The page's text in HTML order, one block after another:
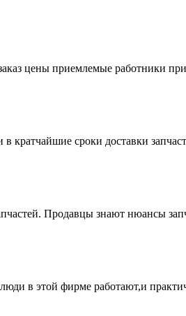
цены приемлемые работники
кратчайшие сроки доставки
Продавцы знают нюансы
в этой фирме работают,и